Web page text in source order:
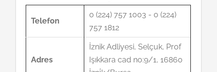
Telefon
0 (224) 757 1003 - 0 (224)
757 1812
Adres
İznik Adliyesi, Selçuk, Prof
Işıkkara cad no:9/1, 16860